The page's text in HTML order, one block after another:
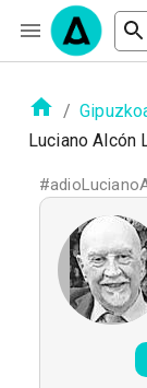
/
Luciano Alcón
#